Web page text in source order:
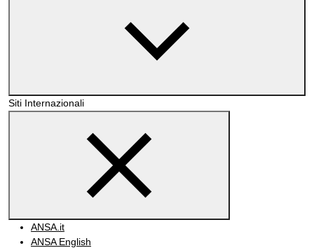
Siti Internazionali
ANSA.it
ANSA English